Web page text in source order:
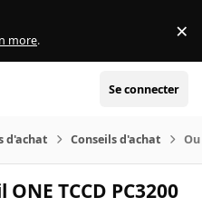
more. ×
Se connecter
d'achat Conseils d'achat
TCCD PC3200